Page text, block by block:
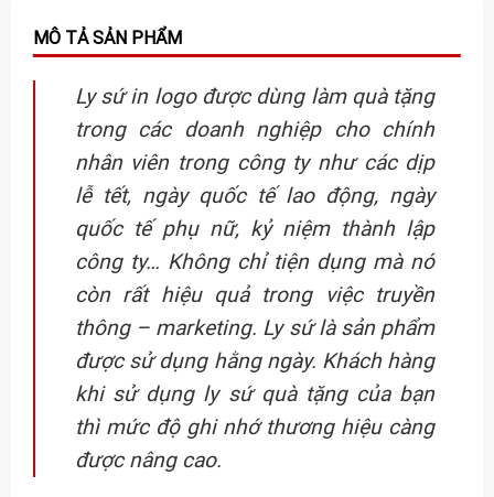
Ly sứ in logo được dùng làm quà tặng
trong các doanh nghiệp cho chính
nhân viên trong công ty như các dịp
lễ tết, ngày quốc tế lao động, ngày
quốc tế phụ nữ, kỷ niệm thành lập
công ty… Không chỉ tiện dụng mà nó
còn rất hiệu quả trong việc truyền
thông – marketing. Ly sứ là sản phẩm
được sử dụng hằng ngày. Khách hàng
khi sử dụng ly sứ quà tặng của bạn
thì mức độ ghi nhớ thương hiệu càng
được nâng cao.